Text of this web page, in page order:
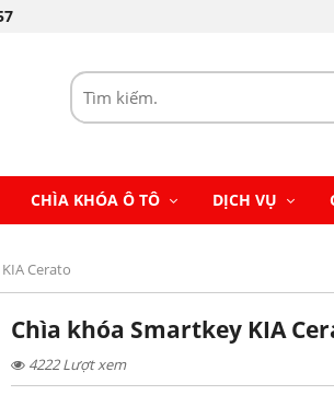
CHÌA KHÓA Ô TÔ DỊCH VỤ
Cerato
Chìa khóa Smartkey KIA
4222 Lượt xem